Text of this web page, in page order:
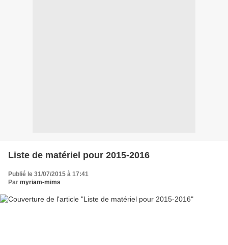
Liste de matériel pour 2015-2016
Publié le 31/07/2015 à 17:41
Par myriam-mims